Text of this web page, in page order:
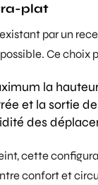
plat
par un
Ce choix
la
et la sortie
des
cette
confort et